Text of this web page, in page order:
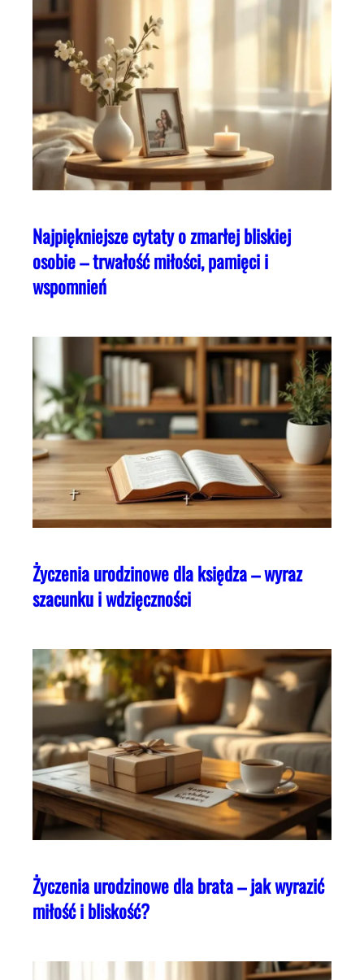
Najpiękniejsze cytaty o zmarłej bliskiej
osobie – trwałość miłości, pamięci i
wspomnień
Życzenia urodzinowe dla księdza – wyraz
szacunku i wdzięczności
Życzenia urodzinowe dla brata – jak wyrazić
miłość i bliskość?